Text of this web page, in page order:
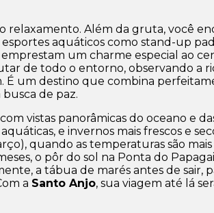
relaxamento. Além da gruta, você
aquáticos como stand-up
um charme especial ao
de todo o entorno, observando a
É um destino que combina
de paz.
vistas panorâmicas do oceano e
e invernos mais frescos e
quando as temperaturas são
o pôr do sol na Ponta do
a tábua de marés antes de sair,
a Santo Anjo, sua viagem até lá